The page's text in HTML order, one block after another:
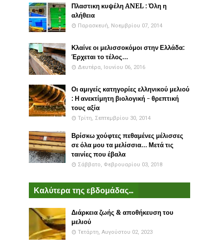
Πλαστικη κυψέλη ANEL : Όλη η
αλήθεια
Παρασκευή, Νοεμβρίου 07, 2014
Κλαίνε οι μελισσοκόμοι στην Ελλάδα:
Έρχεται το τέλος...
Δευτέρα, Ιουνίου 06, 2016
Οι αμιγείς κατηγορίες ελληνικού μελιού
: Η ανεκτίμητη βιολογική - θρεπτική
τους αξία
Τρίτη, Σεπτεμβρίου 30, 2014
Βρίσκω χούφτες πεθαμένες μέλισσες
σε όλα μου τα μελίσσια... Μετά τις
ταινίες που έβαλα
Σάββατο, Φεβρουαρίου 03, 2018
Καλύτερα της εβδομάδας...
Διάρκεια ζωής & αποθήκευση του
μελιού
Τετάρτη, Αυγούστου 02, 2023